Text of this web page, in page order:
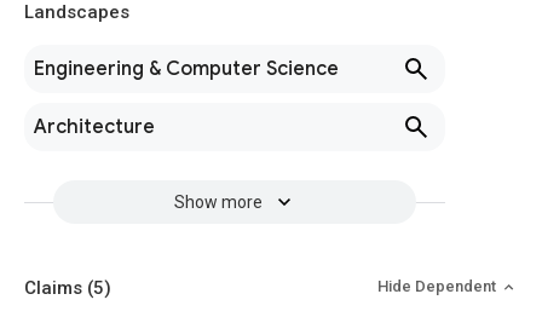
Landscapes
Engineering & Computer Science
Architecture
Show more
Claims (5) Hide Dependent